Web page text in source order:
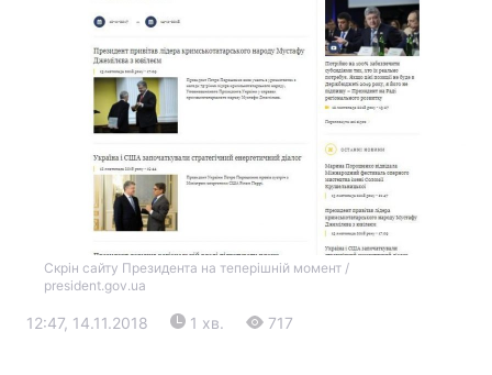
Скрін сайту Президента на теперішній момент /
president.gov.ua
12:47, 14.11.2018 1 хв. 717